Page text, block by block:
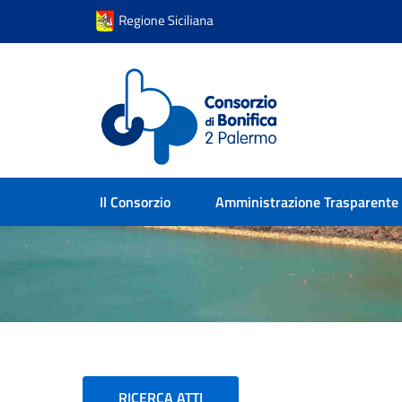
Consorzio di
Il Consorzio Amministrazione Trasparente